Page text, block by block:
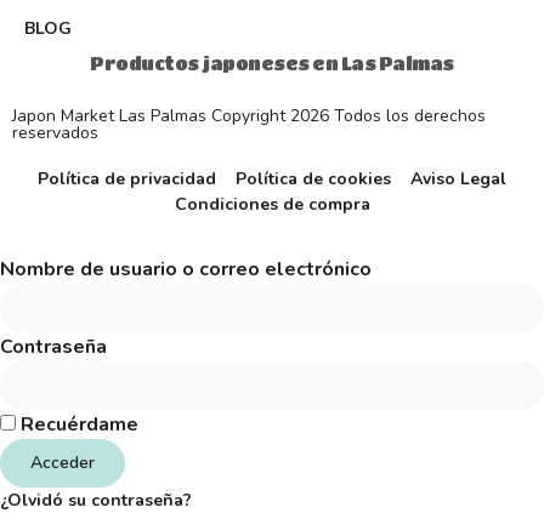
BLOG
Productos japoneses en Las Palmas
Japon Market Las Palmas Copyright 2026 Todos los derechos
reservados
Política de privacidad
Política de cookies
Aviso Legal
Condiciones de compra
Nombre de usuario o correo electrónico
Contraseña
Recuérdame
Acceder
¿Olvidó su contraseña?